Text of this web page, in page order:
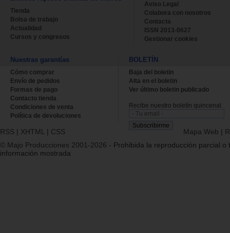
Tienda
Bolsa de trabajo
Actualidad
Cursos y congresos
Aviso Legal
Colabora con nosotros
Contacta
ISSN 2013-0627
Gestionar cookies
Nuestras garantías
Cómo comprar
Envío de pedidos
Formas de pago
Contacto tienda
Condiciones de venta
Política de devoluciones
BOLETÍN
Baja del boletin
Alta en el boletin
Ver último boletin publicado
Recibe nuestro boletín quincenal.
RSS | XHTML | CSS Mapa Web |
© Majo Producciones 2001-2026 - Prohibida la reproducción parcial o
información mostrada